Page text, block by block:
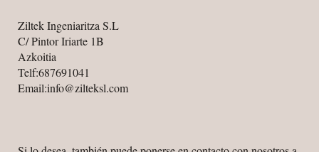
Ziltek Ingeniaritza S.L
C/ Pintor Iriarte 1B
Azkoitia
Telf:687691041
Email:info@zilteksl.com